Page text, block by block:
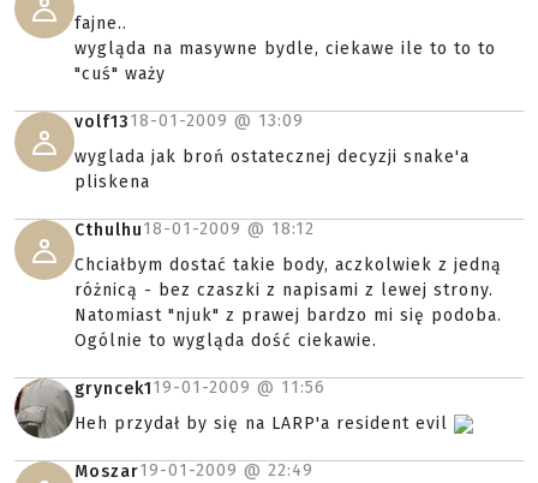
fajne..
wygląda na masywne bydle, ciekawe ile to to to
"cuś" waży
volf1318-01-2009 @ 13:09
wyglada jak broń ostatecznej decyzji snake'a
pliskena
Cthulhu18-01-2009 @ 18:12
Chciałbym dostać takie body, aczkolwiek z jedną
różnicą - bez czaszki z napisami z lewej strony.
Natomiast "njuk" z prawej bardzo mi się podoba.
Ogólnie to wygląda dość ciekawie.
gryncek119-01-2009 @ 11:56
Heh przydał by się na LARP'a resident evil
Moszar19-01-2009 @ 22:49